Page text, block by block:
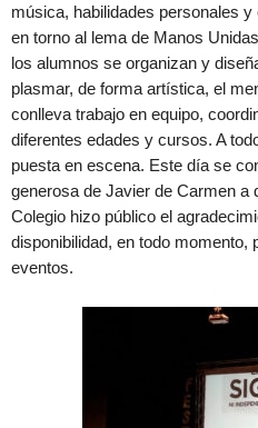
música, habilidades personales
en torno al lema de Manos
los alumnos se organizan y
plasmar, de forma artística, el
conlleva trabajo en equipo,
diferentes edades y cursos. A
puesta en escena. Este día se
generosa de Javier de Carmen a
Colegio hizo público el
disponibilidad, en todo momento,
eventos.